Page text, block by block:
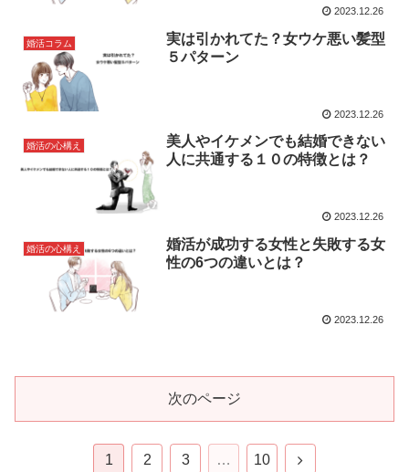
2023.12.26
婚活コラム
実は引かれてた？女ウケ悪い髪型
５パターン
2023.12.26
婚活の心構え
美人やイケメンでも結婚できない
人に共通する１０の特徴とは？
2023.12.26
婚活の心構え
婚活が成功する女性と失敗する女
性の6つの違いとは？
2023.12.26
次のページ
1 2 3 … 10